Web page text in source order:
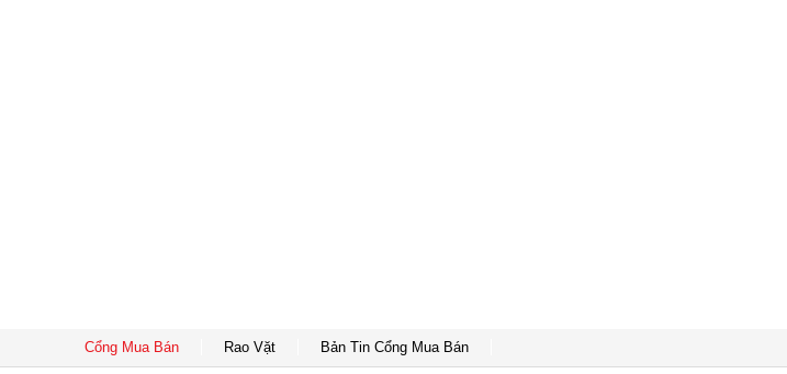
Cổng Mua Bán Rao Vặt Bản Tin Cổng Mua Bán